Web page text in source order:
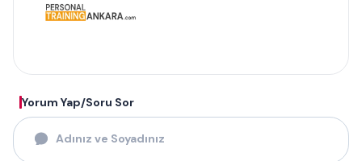
Yorum Yap/Soru Sor